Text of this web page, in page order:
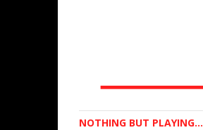
NOTHING BUT PLAYING...